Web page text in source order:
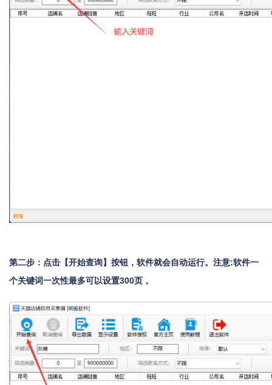
第二步：点击【开始查询】按钮，软件就会自动运行。注意:软件一
个关键词一次性最多可以设置300页，